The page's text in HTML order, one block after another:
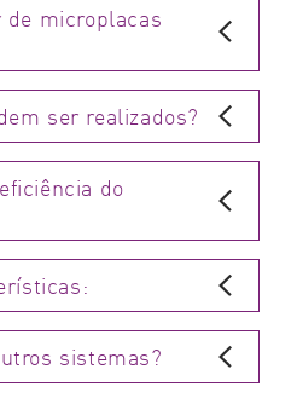
microplacas
ser realizados?
do
sistemas?